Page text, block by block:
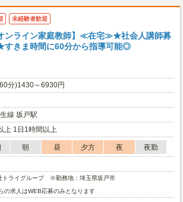
未経験者歓迎
ンライン家庭教師】≪在宅≫★社会人講師募
すきま時間に60分から指導可能◎
分)1430～6930円
線 坂戸駅
上 1日1時間以上
朝 昼 夕方 夜
夜勤
トライグループ ※勤務地：埼玉県坂戸市
の求人はWEB応募のみとなります